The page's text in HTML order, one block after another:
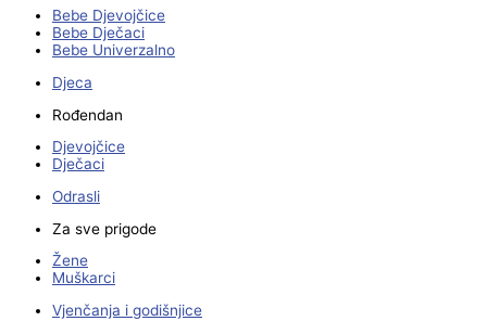
Bebe Djevojčice
Bebe Dječaci
Bebe Univerzalno
Djeca
Rođendan
Djevojčice
Dječaci
Odrasli
Za sve prigode
Žene
Muškarci
Vjenčanja i godišnjice